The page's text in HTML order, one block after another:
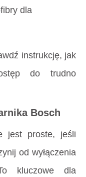
dla
instrukcję, jak
do trudno
Bosch
jest proste, jeśli
od wyłączenia
kluczowe dla